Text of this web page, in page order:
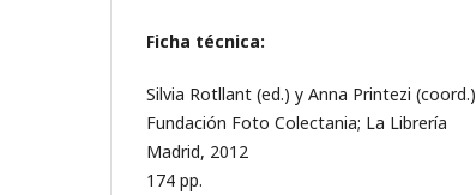
Ficha técnica:
Silvia Rotllant (ed.) y Anna Printezi (coord.)
Fundación Foto Colectania; La Librería
Madrid, 2012
174 pp.